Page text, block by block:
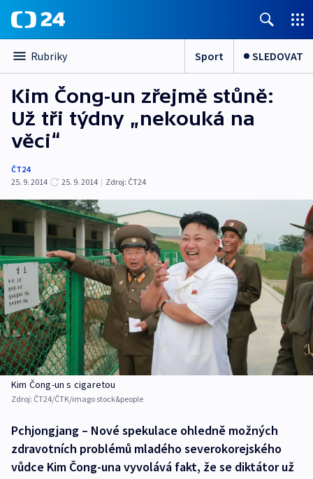
Rubriky Sport SLEDOVAT
Kim Čong-un zřejmě stůně:
Už tři týdny „nekouká na
věci“
ČT24
25. 9. 2014
25. 9. 2014 | Zdroj: ČT24
Kim Čong-un s cigaretou
Zdroj: ČT24/ČTK/imago stock&people
Pchjongjang – Nové spekulace ohledně možných
zdravotních problémů mladého severokorejského
vůdce Kim Čong-una vyvolává fakt, že se diktátor už